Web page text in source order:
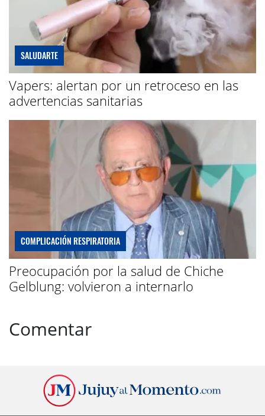
SALUDARTE
Vapers: alertan por un retroceso en las
advertencias sanitarias
COMPLICACIÓN RESPIRATORIA
Preocupación por la salud de Chiche
Gelblung: volvieron a internarlo
Comentar